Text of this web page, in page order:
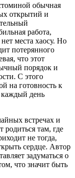
обычная
открытий и
работа,
места хаосу. Но
потерянного
что этот
порядок и
С этого
на готовность к
каждый день
встречах и
родиться там, где
не тогда,
сердце. Автор
задуматься о
что значит быть